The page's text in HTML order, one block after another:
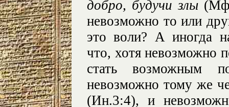
добро, будучи злы
невозможно то или
это воли? А иногда
что, хотя невозможно
стать возможным
невозможно тому же
(Ин.3:4), и